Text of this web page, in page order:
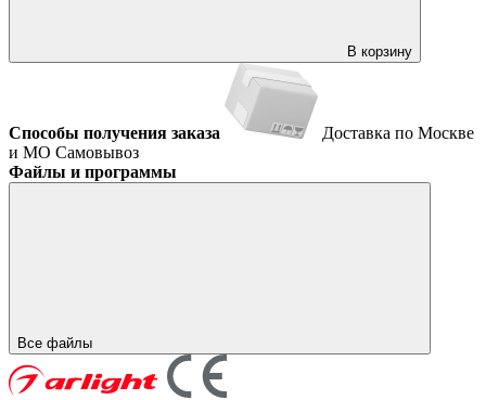
В корзину
Способы получения заказа
Доставка по Москве
и МО Самовывоз
Файлы и программы
Все файлы